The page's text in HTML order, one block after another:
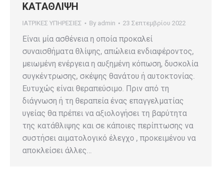
ΚΑΤΑΘΛΙΨΗ
ΙΑΤΡΙΚΕΣ ΥΠΗΡΕΣΙΕΣ By admin 23 Σεπτεμβρίου 2022
Είναι μία ασθένεια η οποία προκαλεί
συναισθήματα θλίψης, απώλεια ενδιαφέροντος,
μειωμένη ενέργεια η αυξημένη κόπωση, δυσκολία
συγκέντρωσης, σκέψης θανάτου ή αυτοκτονίας.
Ευτυχώς είναι θεραπεύσιμο. Πριν από τη
διάγνωση ή τη θεραπεία ένας επαγγελματίας
υγείας θα πρέπει να αξιολογήσει τη βαρύτητα
της κατάθλιψης και σε κάποιες περίπτωσης να
συστήσει αιματολογικό έλεγχο , προκειμένου να
αποκλείσει άλλες…